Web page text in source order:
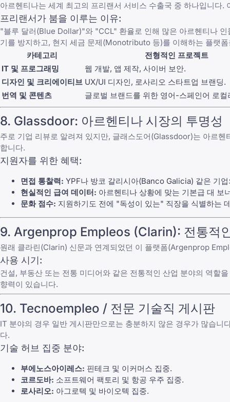
아르헨티나는 세계 최고의 프리랜서 서비스 수출국 중 하나입니다.
프리랜서가 붐을 이루는 이유:
"블루 달러(Blue Dollar)"와 "CCL" 환율로 인해 많은 아르헨티나
기를 방지하고, 현지 세금 문제(Monotributo 등)를 이해하는 플랫
카테고리
전형적인 프로젝트
IT 및 프로그래밍
웹 개발, 앱 제작, 사이버 보안.
디자인 및 크리에이티브 UX/UI 디자인, 로사리오 스타트업 브랜딩.
번역 및 콘텐츠
글로벌 브랜드를 위한 영어-스페인어 로컬
8. Glassdoor: 아르헨티나 시장의 투명성
주로 기업 리뷰로 알려져 있지만, 글래스도어(Glassdoor)는 아르헨
합니다.
지원자를 위한 혜택:
면접 통찰력: YPF나 방코 갈리시아(Banco Galicia) 같은 기
현실적인 급여 데이터: 아르헨티나 상황에 맞는 기본급 대 보
문화 점수: 지원하기도 전에 "독성이 있는" 직장을 식별하는
9. Argenprop Empleos (Clarin): 전통적
원래 클라린(Clarin) 신문과 연계되었던 이 플랫폼(Argenprop
사용 시기:
건설, 부동산 또는 전통 미디어와 같은 전통적인 산업 분야의 역할
향력이 있습니다.
10. Tecnoempleo / 전문 기술직 게시판
IT 분야의 경우 일반 게시판만으로는 충분하지 않은 경우가 많습니
다.
기술 허브 집중 분야:
부에노스아이레스: 핀테크 및 이커머스 집중.
코르도바: 소프트웨어 팩토리 및 항공 우주 집중.
로사리오: 아그로텍 및 바이오텍 집중.